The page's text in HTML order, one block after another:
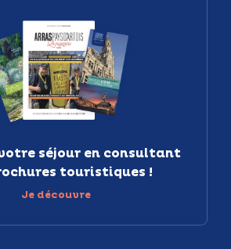
séjour en consultant
touristiques !
Je découvre